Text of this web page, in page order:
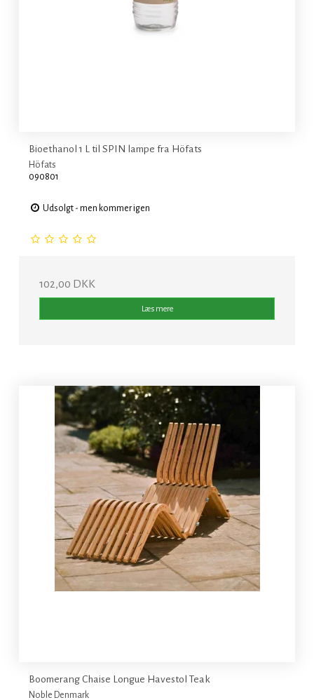
Bioethanol 1 L til SPIN lampe fra Höfats
Höfats
090801
Udsolgt - men kommer igen
102,00 DKK
Læs mere
Boomerang Chaise Longue Havestol Teak
Noble Denmark